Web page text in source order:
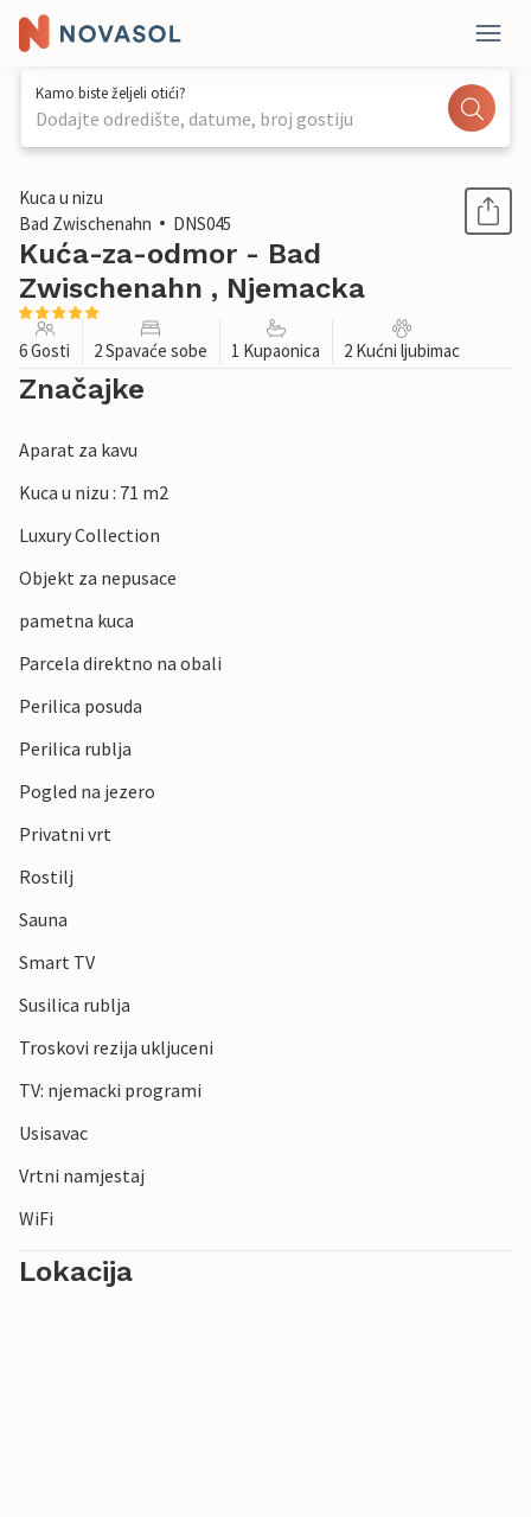
Kamo biste željeli otići?
Dodajte odredište, datume, broj gostiju
1 / 1
Kuca u nizu
Bad Zwischenahn
DNS045
Kuća-za-odmor - Bad
Zwischenahn , Njemacka
6 Gosti 2 Spavaće sobe 1 Kupaonica 2 Kućni ljubimac
Značajke
Aparat za kavu
Kuca u nizu : 71 m2
Luxury Collection
Objekt za nepusace
pametna kuca
Parcela direktno na obali
Perilica posuda
Perilica rublja
Pogled na jezero
Privatni vrt
Rostilj
Sauna
Smart TV
Susilica rublja
Troskovi rezija ukljuceni
TV: njemacki programi
Usisavac
Vrtni namjestaj
WiFi
Lokacija